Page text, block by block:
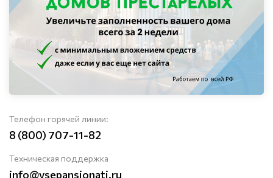
Телефон горячей линии:
8 (800) 707-11-82
Техническая поддержка
info@vsepansionati.ru